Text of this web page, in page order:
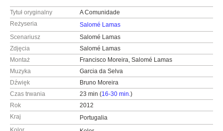
Tytuł oryginalny
A Comunidade
Reżyseria
Salomé Lamas
Scenariusz
Salomé Lamas
Zdjęcia
Salomé Lamas
Montaż
Francisco Moreira, Salomé Lamas
Muzyka
Garcia da Selva
Dźwięk
Bruno Moreira
Czas trwania
23 min (16-30 min.)
Rok
2012
Kraj
Portugalia